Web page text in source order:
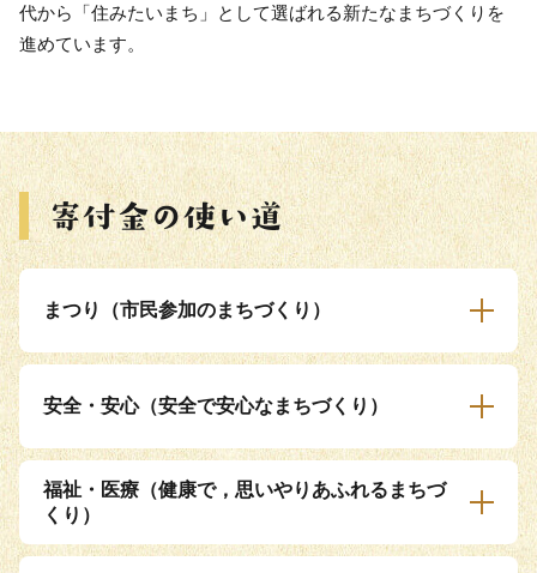
代から「住みたいまち」として選ばれる新たなまちづくりを
進めています。
まつり（市民参加のまちづくり）
安全・安心（安全で安心なまちづくり）
福祉・医療（健康で，思いやりあふれるまちづ
くり）